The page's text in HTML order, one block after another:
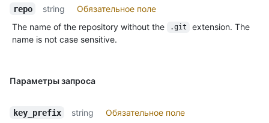
repo string
Обязательное поле
The name of the repository without the
.git
extension. The
name is not case sensitive.
Параметры запроса
key_prefix string
Обязательное поле